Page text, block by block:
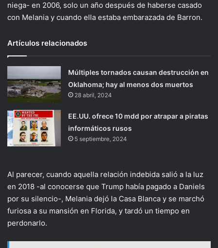
niega- en 2006, solo un año después de haberse casado
con Melania y cuando ella estaba embarazada de Barron.
Artículos relacionados
Múltiples tornados causan destrucción en
Oklahoma; hay al menos dos muertos
28 abril, 2024
EE.UU. ofrece 10 mdd por atrapar a piratas
informáticos rusos
5 septiembre, 2024
Al parecer, cuando aquella relación indebida salió a la luz
en 2018 -al conocerse que Trump había pagado a Daniels
por su silencio-, Melania dejó la Casa Blanca y se marchó
furiosa a su mansión en Florida, y tardó un tiempo en
perdonarlo.